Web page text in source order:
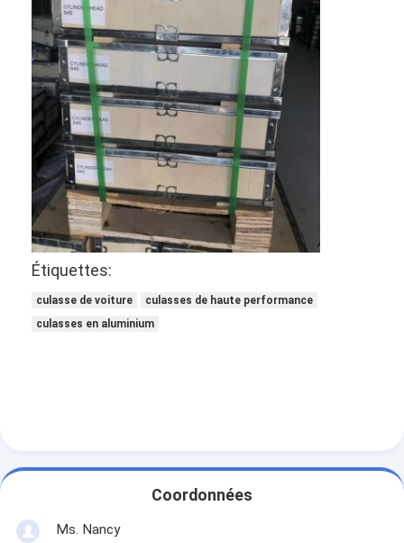
Bras de balancier de moteur
Voiture moteur soupapes
Réparations de culasse
POULIE DE VILEBREQUIN
garniture de culasse
TURBOCOMPRESSEUR de voiture
Pompe de direction de voiture
Pièces de moteur d'automobile
Étiquettes:
culasse de voiture
culasses de haute performance
culasses en aluminium
Coordonnées
Ms. Nancy